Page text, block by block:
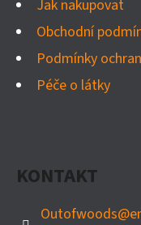
Jak nakupovat
Obchodní
Podmínky
Péče o látky
KONTAKT
Outofwoods@